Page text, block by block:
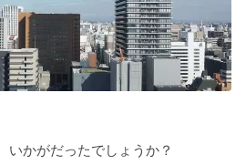
いかがだったでしょうか？